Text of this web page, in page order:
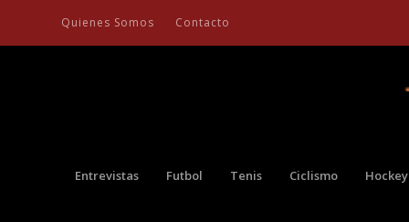
Quienes Somos Contacto
Entrevistas Futbol Tenis Ciclismo Hockey